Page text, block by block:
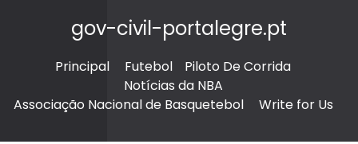
gov-civil-portalegre.pt
Principal Futebol
Piloto De Corrida
Notícias da NBA
Associação Nacional de Basquetebol
Write for Us